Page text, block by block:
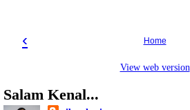
‹ Home
View web version
Salam Kenal...